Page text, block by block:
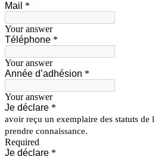
Mail *
Your answer
Téléphone *
Your answer
Année d’adhésion *
Your answer
Je déclare *
avoir reçu un exemplaire des statuts de
prendre connaissance.
Required
Je déclare *